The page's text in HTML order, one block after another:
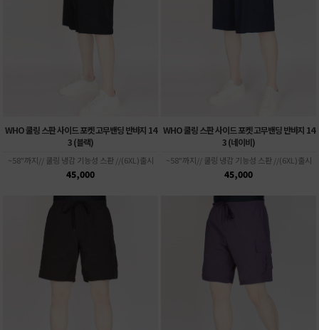
WHO 쿨링 스판 사이드 포켓 고무밴딩 반바지 14
3 (블랙)
~58"까지// 쿨링 냉감 기능성 스판 //(6XL)출시
45,000
WHO 쿨링 스판 사이드 포켓 고무밴딩 반바지 14
3 (네이비)
~58"까지// 쿨링 냉감 기능성 스판 //(6XL)출시
45,000